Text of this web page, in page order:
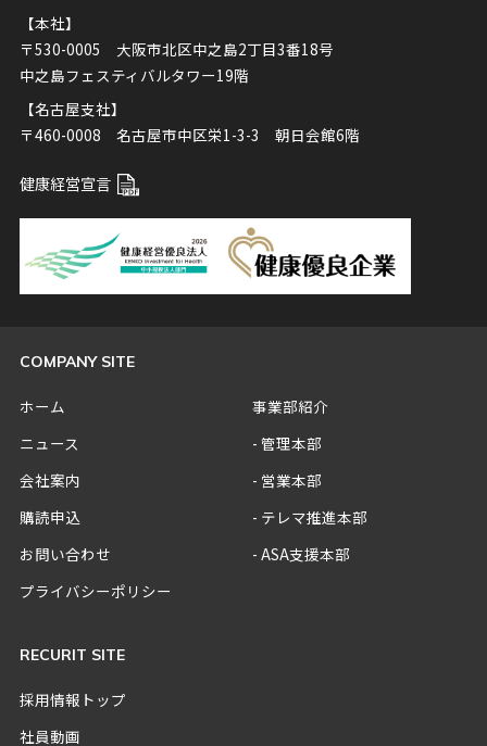
【本社】
〒530-0005 大阪市北区中之島2丁目3番18号
中之島フェスティバルタワー19階
【名古屋支社】
〒460-0008 名古屋市中区栄1-3-3 朝日会館6階
健康経営宣言
COMPANY SITE
ホーム
ニュース
会社案内
購読申込
お問い合わせ
プライバシーポリシー
事業部紹介
管理本部
営業本部
テレマ推進本部
ASA支援本部
RECURIT SITE
採用情報トップ
社員動画